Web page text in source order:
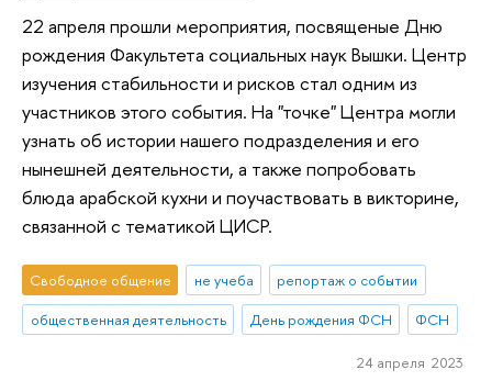
22 апреля прошли мероприятия, посвященые Дню
рождения Факультета социальных наук Вышки. Центр
изучения стабильности и рисков стал одним из
участников этого события. На "точке" Центра могли
узнать об истории нашего подразделения и его
нынешней деятельности, а также попробовать
блюда арабской кухни и поучаствовать в викторине,
связанной с тематикой ЦИСР.
Свободное общение не учеба
репортаж о событии
общественная деятельность
День рождения ФСН ФСН
24 апреля 2023